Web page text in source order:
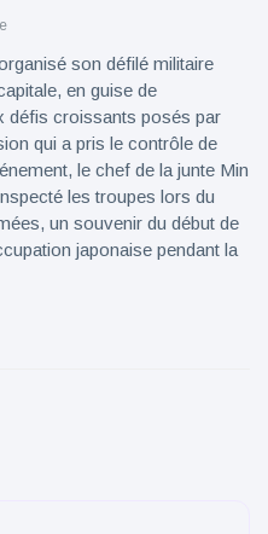
son défilé militaire
en guise de
défis croissants posés par
qui a pris le contrôle de
le chef de la junte Min
les troupes lors du
un souvenir du début de
japonaise pendant la